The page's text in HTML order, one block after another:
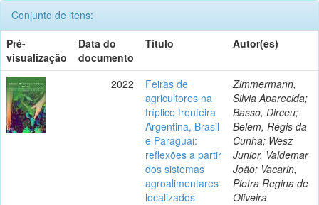
Conjunto de itens:
Pré-
visualização
Data do
documento
Título Autor(es)
2022
Feiras de
agricultores na
tríplice fronteira
Argentina, Brasil
e Paraguai:
reflexões a partir
dos sistemas
agroalimentares
localizados
Zimmermann,
Silvia Aparecida;
Basso, Dirceu;
Belem, Régis da
Cunha; Wesz
Junior, Valdemar
João; Vacarin,
Pietra Regina de
Oliveira